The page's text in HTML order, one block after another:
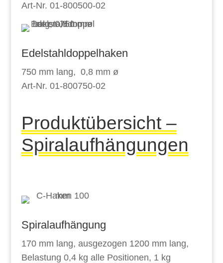
Art-Nr. 01-800500-02
Edelstahldoppelhaken
750 mm lang, 0,8 mm ø
Art-Nr. 01-800750-02
Produktübersicht –
Spiralaufhängungen
Spiralaufhängung
170 mm lang, ausgezogen 1200 mm lang,
Belastung 0,4 kg alle Positionen, 1 kg